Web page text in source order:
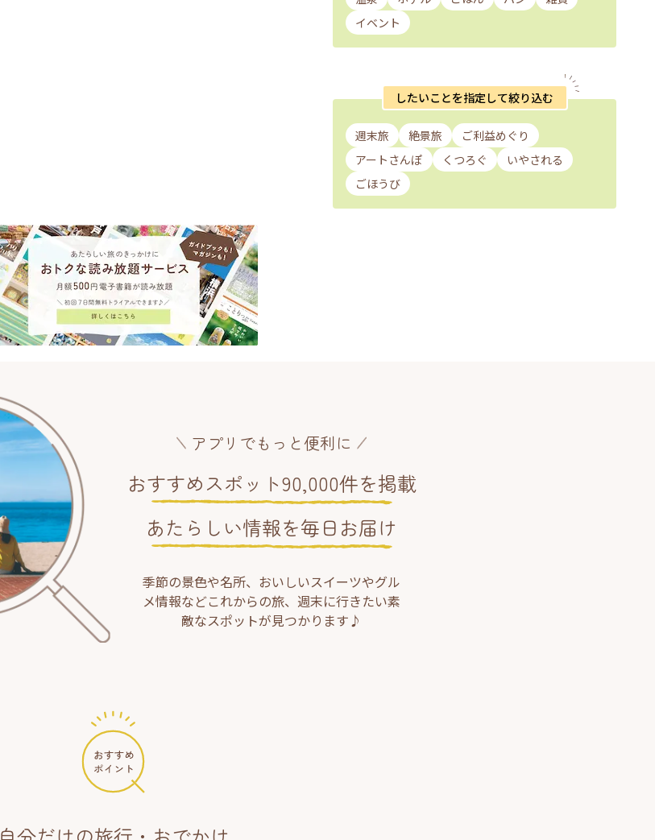
イベント
したいことを指定して絞り込む
週末旅 絶景旅
ご利益めぐり
アートさんぽ
くつろぐ
いやされる
ごほうび
アプリでもっと便利に
おすすめスポット90,000件を掲載
あたらしい情報を毎日お届け
季節の景色や名所、おいしいスイーツやグル
メ情報などこれからの旅、週末に行きたい素
敵なスポットが見つかります♪